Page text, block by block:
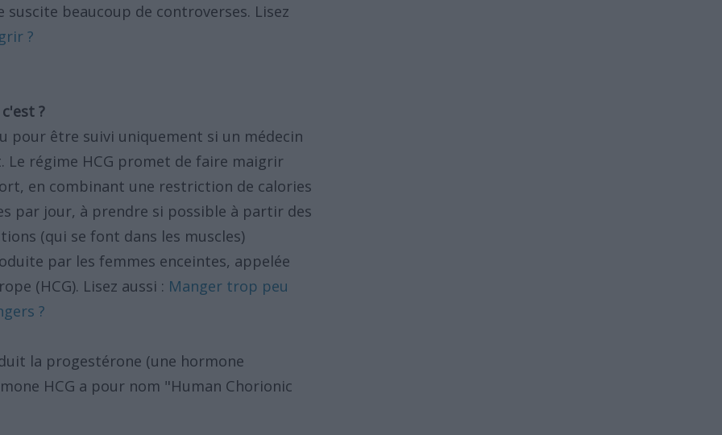
beaucoup de controverses. Lisez
?
?
pour être suivi uniquement si un médecin
régime HCG promet de faire maigrir
en combinant une restriction de calories
par jour, à prendre si possible à partir des
(qui se font dans les muscles)
par les femmes enceintes, appelée
(HCG). Lisez aussi : Manger trop peu
?
la progestérone (une hormone
HCG a pour nom "Human Chorionic